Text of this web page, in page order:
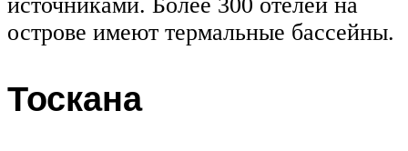
источниками. Более 300 отелей на
острове имеют термальные бассейны.
Тоскана